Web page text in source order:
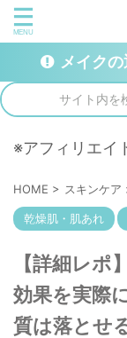
メイク
※アフィリエイ
HOME > スキンケア
乾燥肌・肌あれ
【詳細レポ
効果を実際
質は落とせ